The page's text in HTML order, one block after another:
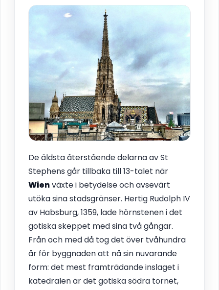
De äldsta återstående delarna av St
Stephens går tillbaka till 13-talet när
Wienväxte i betydelse och avsevärt
utöka sina stadsgränser. Hertig Rudolph IV
av Habsburg, 1359, lade hörnstenen i det
gotiska skeppet med sina två gångar.
Från och med då tog det över tvåhundra
år för byggnaden att nå sin nuvarande
form: det mest framträdande inslaget i
katedralen är det gotiska södra tornet,